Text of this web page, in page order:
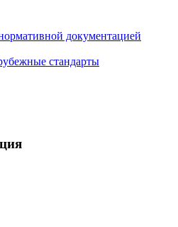
документацией
стандарты